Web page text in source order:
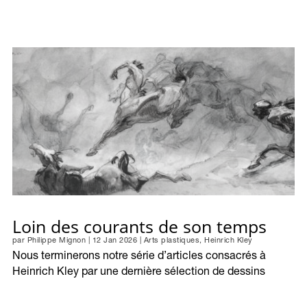
Loin des courants de son temps
par Philippe Mignon 12 Jan 2026 Arts plastiques,Heinrich Kley
Nous terminerons notre série d’articles consacrés à
Heinrich Kley par une dernière sélection de dessins